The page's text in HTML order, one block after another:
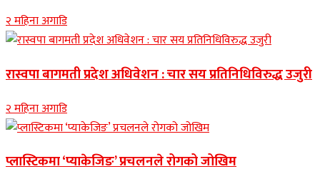
२ महिना अगाडि
रास्वपा बागमती प्रदेश अधिवेशन : चार सय प्रतिनिधिविरुद्ध उजुरी
२ महिना अगाडि
प्लास्टिकमा ‘प्याकेजिङ’ प्रचलनले रोगको जोखिम